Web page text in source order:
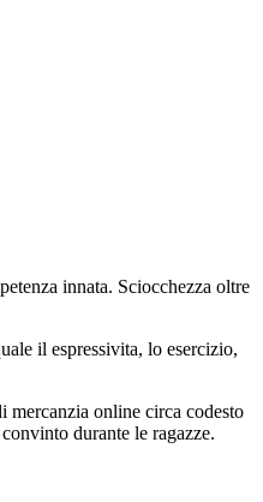
innata. Sciocchezza oltre
il espressivita, lo esercizio,
mercanzia online circa codesto
durante le ragazze.